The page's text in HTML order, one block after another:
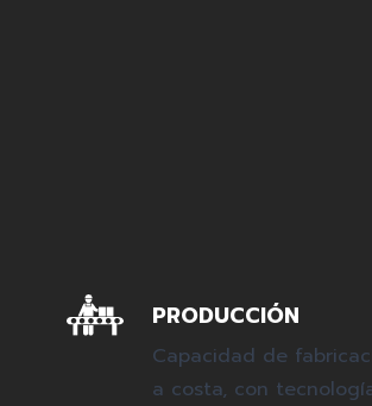
PRODUCCIÓN
Capacidad de
a costa, con